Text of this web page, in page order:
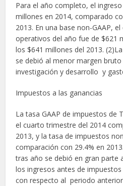
Para el año completo, el
millones en 2014, comparado
2013. En una base non-GAAP,
operativos del año fue de $621
los $641 millones del 2013.
se debió al menor margen
investigación y desarrollo y
Impuestos a las ganancias
La tasa GAAP de impuestos de
el cuarto trimestre del 2014
2013, y la tasa de impuestos
comparación con 29.4% en
tras año se debió en gran parte
los ingresos antes de
con respecto al periodo